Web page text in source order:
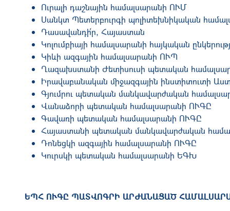
Ուրալի դաշնային համալսարանի ՈՒՄ
Սանկտ Պետերբուրգի պոլիտեխնիկական
Դասավանդի՛ր, Հայաստան
Կոլումբիայի համալսարանի հայկական
Կիևի ազգային համալսարանի ՈՒՊ
Ղազախստանի Ժետիսուսի պետական
Իրավաբանական միջազգային ինստիտուտի
Գյումրու պետական մանկավարժական
Վանաձորի պետական համալսարանի ՈՒԳԸ
Գավառի պետական համալսարանի ՈՒԳԸ
Հայաստանի պետական մանկավարժական
Դոնեցկի ազգային համալսարանի ՈՒԳԸ
Կուրսկի պետական համալսարանի ԵԳԽ
ԵՊՀ ՈՒԳԸ ՊԱՏՎՈԳՐԻ ԱՐԺԱՆԱՑԱԾ